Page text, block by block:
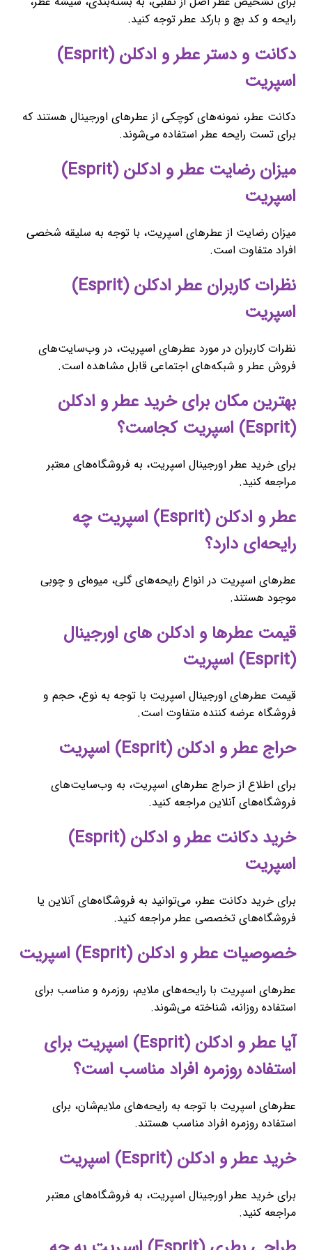
رایحه و کد بچ و بارکد عطر توجه کنید.
دکانت و دستر عطر و ادکلن (Esprit)
اسپریت
دکانت عطر، نمونه‌های کوچکی از عطرهای اورجینال هستند که
برای تست رایحه عطر استفاده می‌شوند.
میزان رضایت عطر و ادکلن (Esprit)
اسپریت
میزان رضایت از عطرهای اسپریت، با توجه به سلیقه شخصی
افراد متفاوت است.
نظرات کاربران عطر ادکلن (Esprit)
اسپریت
نظرات کاربران در مورد عطرهای اسپریت، در وب‌سایت‌های
فروش عطر و شبکه‌های اجتماعی قابل مشاهده است.
بهترین مکان برای خرید عطر و ادکلن
(Esprit) اسپریت کجاست؟
برای خرید عطر اورجینال اسپریت، به فروشگاه‌های معتبر
مراجعه کنید.
عطر و ادکلن (Esprit) اسپریت چه
رایحه‌ای دارد؟
عطرهای اسپریت در انواع رایحه‌های گلی، میوه‌ای و چوبی
موجود هستند.
قیمت عطرها و ادکلن های اورجینال
(Esprit) اسپریت
قیمت عطرهای اورجینال اسپریت با توجه به نوع، حجم و
فروشگاه عرضه کننده متفاوت است.
حراج عطر و ادکلن (Esprit) اسپریت
برای اطلاع از حراج عطرهای اسپریت، به وب‌سایت‌های
فروشگاه‌های آنلاین مراجعه کنید.
خرید دکانت عطر و ادکلن (Esprit)
اسپریت
برای خرید دکانت عطر، می‌توانید به فروشگاه‌های آنلاین یا
فروشگاه‌های تخصصی عطر مراجعه کنید.
خصوصیات عطر و ادکلن (Esprit) اسپریت
عطرهای اسپریت با رایحه‌های ملایم، روزمره و مناسب برای
استفاده روزانه، شناخته می‌شوند.
آیا عطر و ادکلن (Esprit) اسپریت برای
استفاده روزمره افراد مناسب است؟
عطرهای اسپریت با توجه به رایحه‌های ملایم‌شان، برای
استفاده روزمره افراد مناسب هستند.
خرید عطر و ادکلن (Esprit) اسپریت
برای خرید عطر اورجینال اسپریت، به فروشگاه‌های معتبر
مراجعه کنید.